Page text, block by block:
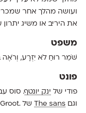
ועושה מהלך אחר
את היריב או משיג יתרון
משפט
שֹׁמֵר רוּחַ לֹא יִזְרָע, וְרֹאֶה
פונט
פודי של‭ ‬ ינק‭ ‬יונטף
. סוס
וגם‭ ‬ The sans‭